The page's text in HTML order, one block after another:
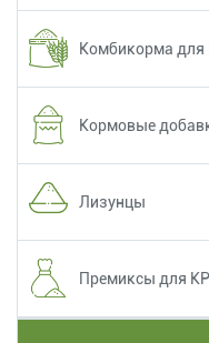
Комбикорма для
Кормовые
Лизунцы
Премиксы для